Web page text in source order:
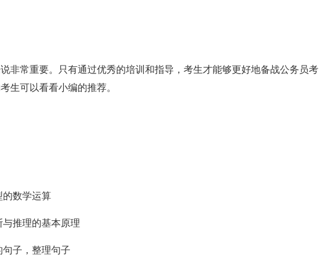
非常重要。只有通过优秀的培训和指导，考生才能够更好地备战公务员考
生可以看看小编的推荐。
的数学运算
推理的基本原理
子，整理句子